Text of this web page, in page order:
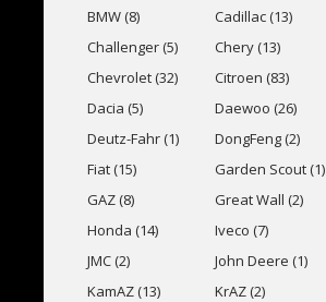
BMW (8)
Cadillac (13)
Challenger (5)
Chery (13)
Chevrolet (32)
Citroen (83)
Dacia (5)
Daewoo (26)
Deutz-Fahr (1)
DongFeng (2)
Fiat (15)
Garden Scout (1)
GAZ (8)
Great Wall (2)
Honda (14)
Iveco (7)
JMC (2)
John Deere (1)
KamAZ (13)
KrAZ (2)